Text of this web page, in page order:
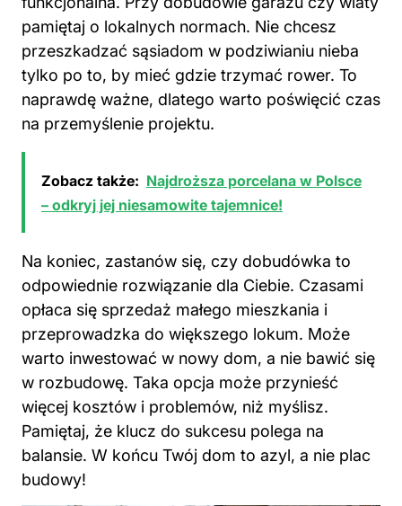
pamiętaj o lokalnych normach. Nie chcesz
przeszkadzać sąsiadom w podziwianiu nieba
tylko po to, by mieć gdzie trzymać rower. To
naprawdę ważne, dlatego warto poświęcić czas
na przemyślenie projektu.
Zobacz także: Najdroższa porcelana w Polsce
– odkryj jej niesamowite tajemnice!
Na koniec, zastanów się, czy dobudówka to
odpowiednie rozwiązanie dla Ciebie. Czasami
opłaca się sprzedaż małego mieszkania i
przeprowadzka do większego lokum. Może
warto inwestować w nowy dom, a nie bawić się
w rozbudowę. Taka opcja może przynieść
więcej kosztów i problemów, niż myślisz.
Pamiętaj, że klucz do sukcesu polega na
balansie. W końcu Twój dom to azyl, a nie plac
budowy!